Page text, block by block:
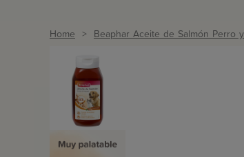
Home Beaphar Aceite de Salmón Perro